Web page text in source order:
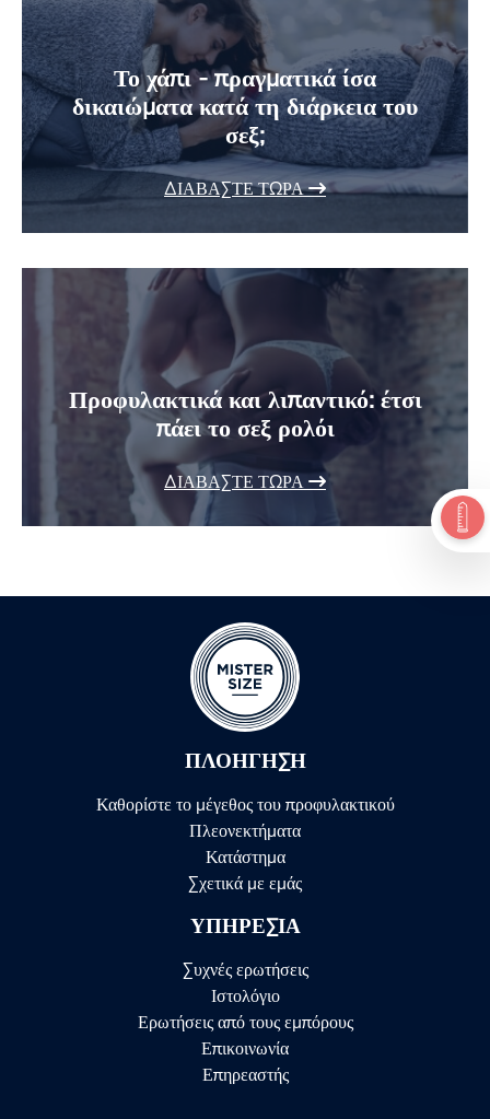
Το χάπι - πραγματικά ίσα
δικαιώματα κατά τη διάρκεια του
σεξ;
ΔΙΑΒΆΣΤΕ ΤΏΡΑ
Προφυλακτικά και λιπαντικό: έτσι
πάει το σεξ ρολόι
ΔΙΑΒΆΣΤΕ ΤΏΡΑ
ΠΛΟΉΓΗΣΗ
Καθορίστε το μέγεθος του προφυλακτικού
Πλεονεκτήματα
Κατάστημα
Σχετικά με εμάς
ΥΠΗΡΕΣΊΑ
Συχνές ερωτήσεις
Ιστολόγιο
Ερωτήσεις από τους εμπόρους
Επικοινωνία
Επηρεαστής